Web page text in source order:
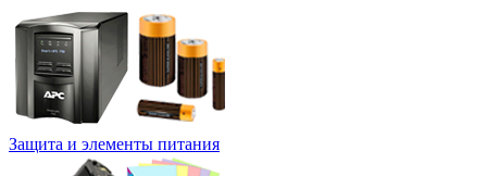
Защита и элементы питания